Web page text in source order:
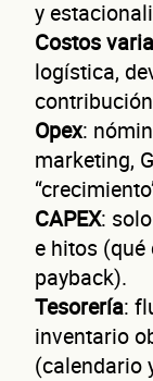
y
Costos
logística,
Opex:
marketing,
CAPEX:
e hitos
payback).
Tesorería:
inventario
(calendario